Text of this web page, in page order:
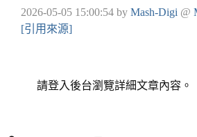
2026-05-05 15:00:54 by Mash-Digi @
[引用來源]
請登入後台瀏覽詳細文章內容。